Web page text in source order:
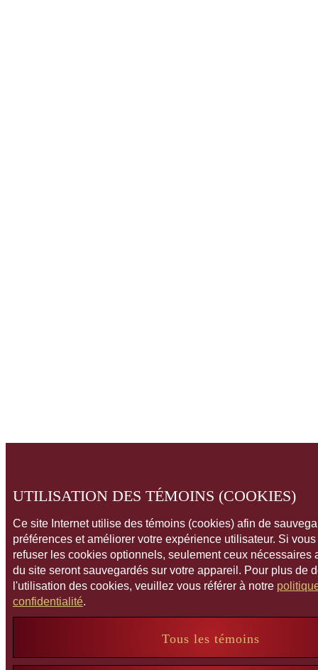
UTILISATION DES TÉMOINS (COOKIES)
Ce site Internet utilise des témoins (cookies) afin de
préférences et améliorer votre expérience utilisateur. Si
refuser les cookies optionnels, seulement ceux nécessaires
du site seront sauvegardés sur votre appareil. Pour plus de
l'utilisation des cookies, veuillez vous référer à notre
confidentialité.
Tous les témoins